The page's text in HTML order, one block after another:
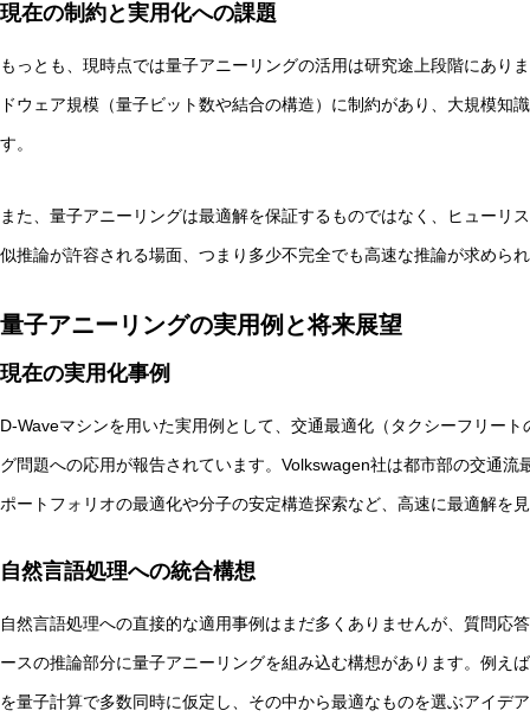
現在の制約と実用化への課題
もっとも、現時点では量子アニーリングの活用は研究途上段階にあり
ドウェア規模（量子ビット数や結合の構造）に制約があり、大規模知
す。
また、量子アニーリングは最適解を保証するものではなく、ヒューリ
似推論が許容される場面、つまり多少不完全でも高速な推論が求めら
量子アニーリングの実用例と将来展望
現在の実用化事例
D-Waveマシンを用いた実用例として、交通最適化（タクシーフリー
グ問題への応用が報告されています。Volkswagen社は都市部の交通
ポートフォリオの最適化や分子の安定構造探索など、高速に最適解を
自然言語処理への統合構想
自然言語処理への直接的な適用事例はまだ多くありませんが、質問応
ースの推論部分に量子アニーリングを組み込む構想があります。例え
を量子計算で多数同時に仮定し、その中から最適なものを選ぶアイデ